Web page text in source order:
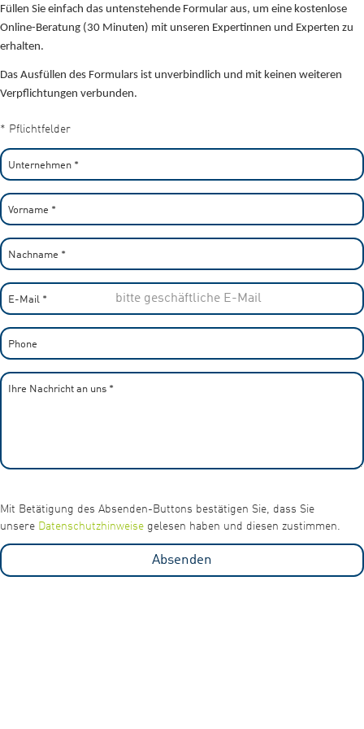
Füllen Sie einfach das untenstehende Formular aus, um eine kostenlose
Online-Beratung (30 Minuten) mit unseren Expertinnen und Experten zu
erhalten.
Das Ausfüllen des Formulars ist unverbindlich und mit keinen weiteren
Verpflichtungen verbunden.
* Pflichtfelder
Unternehmen *
Vorname *
Nachname *
E-Mail *
Phone
Ihre Nachricht an uns *
Mit Betätigung des Absenden-Buttons bestätigen Sie, dass Sie
unsere Datenschutzhinweise gelesen haben und diesen zustimmen.